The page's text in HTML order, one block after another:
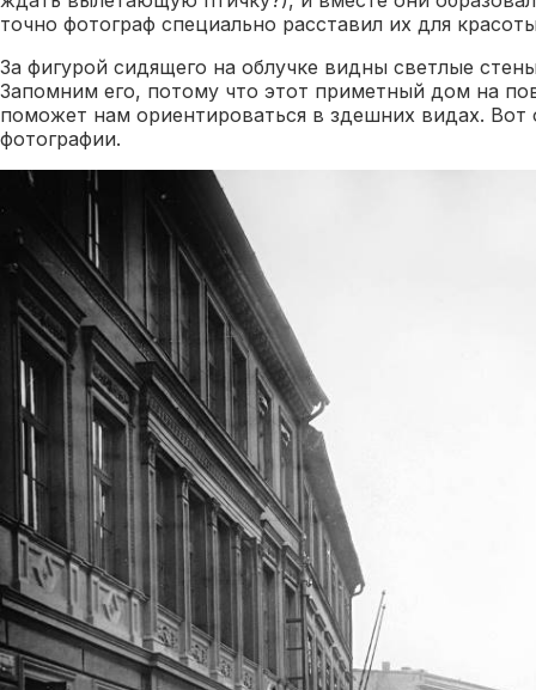
точно фотограф специально расставил их для
За фигурой сидящего на облучке видны светлые
Запомним его, потому что этот приметный дом на
поможет нам ориентироваться в здешних видах.
фотографии.